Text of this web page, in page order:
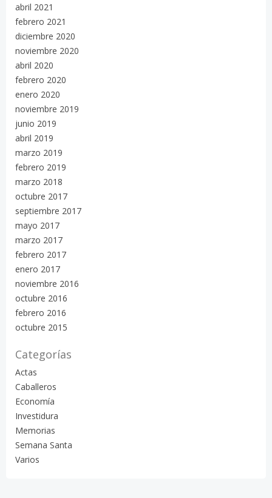
abril 2021
febrero 2021
diciembre 2020
noviembre 2020
abril 2020
febrero 2020
enero 2020
noviembre 2019
junio 2019
abril 2019
marzo 2019
febrero 2019
marzo 2018
octubre 2017
septiembre 2017
mayo 2017
marzo 2017
febrero 2017
enero 2017
noviembre 2016
octubre 2016
febrero 2016
octubre 2015
Categorías
Actas
Caballeros
Economía
Investidura
Memorias
Semana Santa
Varios